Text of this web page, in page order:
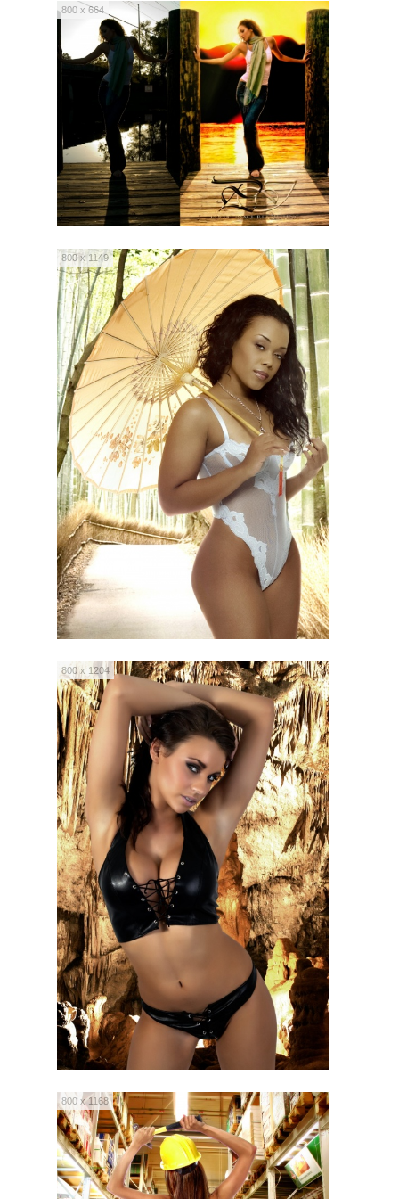
800 x 664
800 x 1149
800 x 1204
800 x 1168